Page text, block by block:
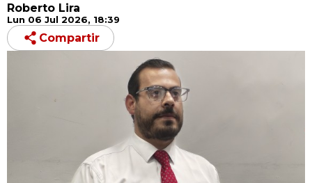
Roberto Lira
Lun 06 Jul 2026, 18:39
Compartir